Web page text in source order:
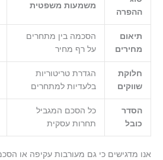
ההפרה
משמעות משפטית
תיאום
מחירים
הסכמה בין מתחרים
על רף מחיר
חלוקת
שווקים
הגדרת טריטוריות
בלעדיות למתחרים
הסדר
כובל
כל הסכם המגביל
תחרות עסקית
אנו מדגישים כי גם מעורבות עקיפה או